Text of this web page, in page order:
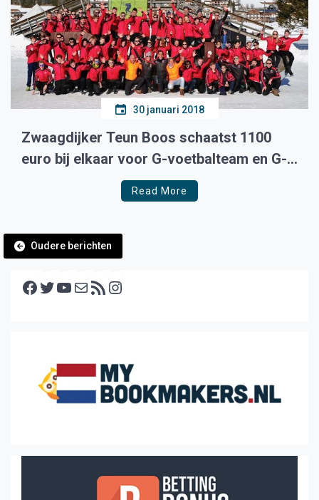
30 januari 2018
Zwaagdijker Teun Boos schaatst 1100
euro bij elkaar voor G-voetbalteam en G-
Read More
Berichtennavigatie
Oudere berichten
Facebook Twitter YouTube E-mail RSS feed